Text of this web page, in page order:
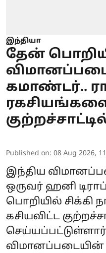
இந்தியா
தேன்
கமாண்டர்..
Published on: 08 Aug 2026,
இந்திய
ஒருவர் ஹனி
பொறியில் சிக்கி
கசியவிட்ட
விமானப்படையின்